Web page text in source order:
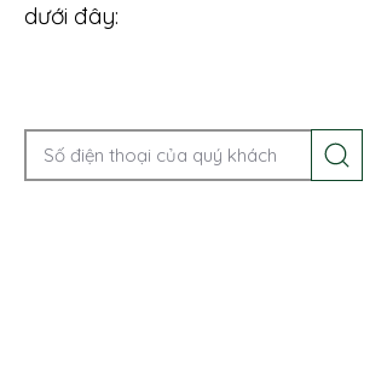
dưới đây: